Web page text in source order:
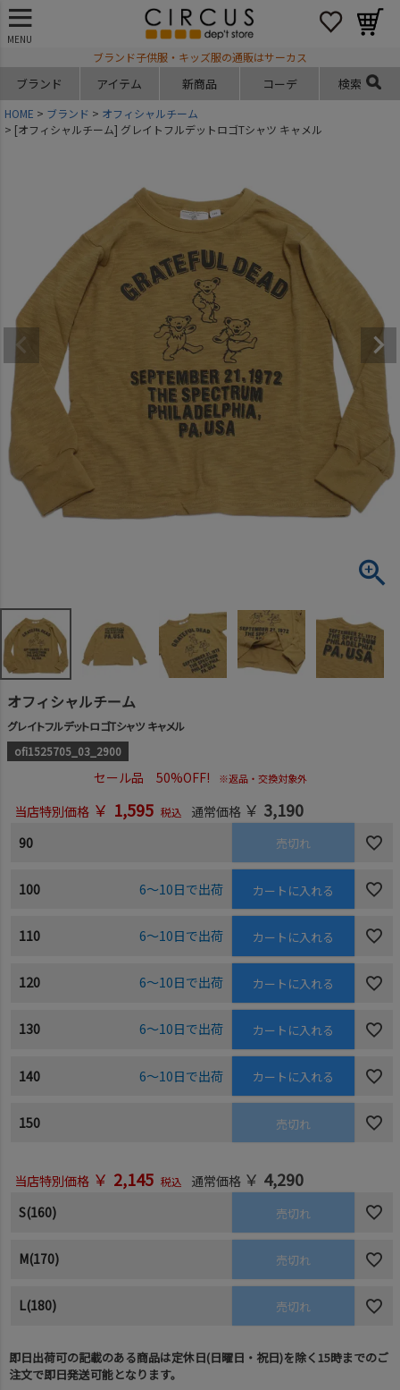
MENU
ブランド子供服・キッズ服の通販はサーカス
ブランド アイテム 新商品 コーデ 検索
HOME ブランド
オフィシャルチーム
[オフィシャルチーム] グレイトフルデットロゴTシャツ キャメル
オフィシャルチーム
グレイトフルデットロゴTシャツ キャメル
ofi1525705_03_2900
セール品 50%OFF! ※返品・交換対象外
当店特別価格 ￥ 1,595 税込 通常価格 ￥ 3,190
90 売切れ
100 6～10日で出荷 カートに入れる
110 6～10日で出荷 カートに入れる
120 6～10日で出荷 カートに入れる
130 6～10日で出荷 カートに入れる
140 6～10日で出荷 カートに入れる
150 売切れ
当店特別価格 ￥ 2,145 税込 通常価格 ￥ 4,290
S(160) 売切れ
M(170) 売切れ
L(180) 売切れ
即日出荷可の記載のある商品は定休日(日曜日・祝日)を除く15時までのご
注文で即日発送可能となります。